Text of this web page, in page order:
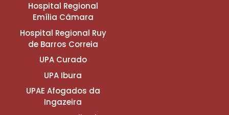
Hospital Regional
Emília Câmara
Hospital Regional Ruy
de Barros Correia
UPA Curado
UPA Ibura
UPAE Afogados da
Ingazeira